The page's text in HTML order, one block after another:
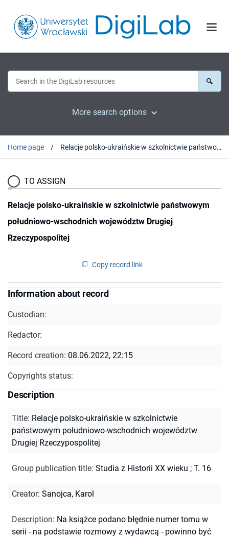
More search options
Home page Relacje polsko-ukraińskie w szkolnictwie państwowym południowo-wschodnich województw Drugiej Rzeczypospolitej
TO ASSIGN
Relacje polsko-ukraińskie w szkolnictwie państwowym
południowo-wschodnich województw Drugiej
Rzeczypospolitej
Copy record link
Information about record
Custodian:
Redactor:
Record creation: 08.06.2022, 22:15
Copyrights status:
Description
Title: Relacje polsko-ukraińskie w szkolnictwie
państwowym południowo-wschodnich województw
Drugiej Rzeczypospolitej
Group publication title: Studia z Historii XX wieku ; T. 16
Creator: Sanojca, Karol
Description: Na książce podano błędnie numer tomu w
serii - na podstawie rozmowy z wydawcą - powinno być